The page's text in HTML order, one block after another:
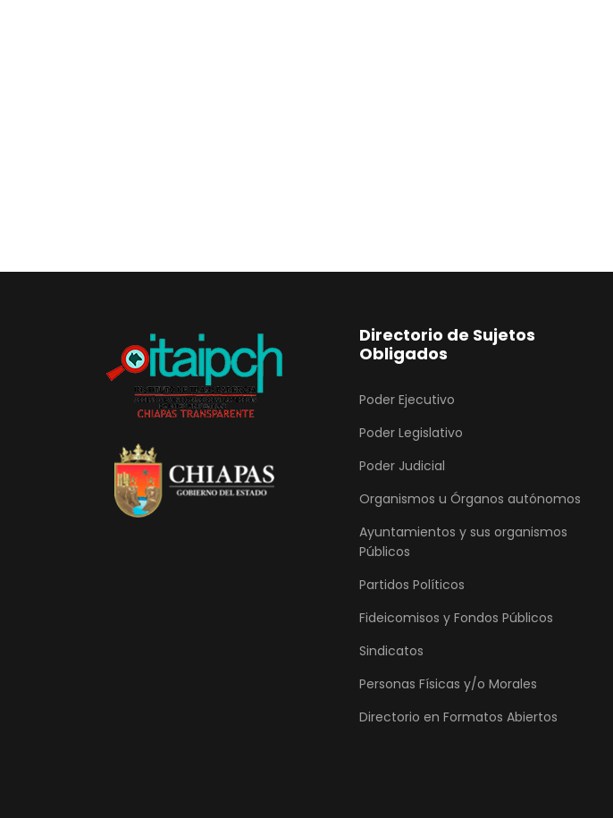
Directorio de Sujetos
Obligados
Poder Ejecutivo
Poder Legislativo
Poder Judicial
Organismos u Órganos autónomos
Ayuntamientos y sus organismos
Públicos
Partidos Políticos
Fideicomisos y Fondos Públicos
Sindicatos
Personas Físicas y/o Morales
Directorio en Formatos Abiertos